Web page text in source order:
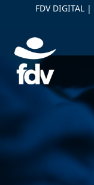
FDV DIGITAL |